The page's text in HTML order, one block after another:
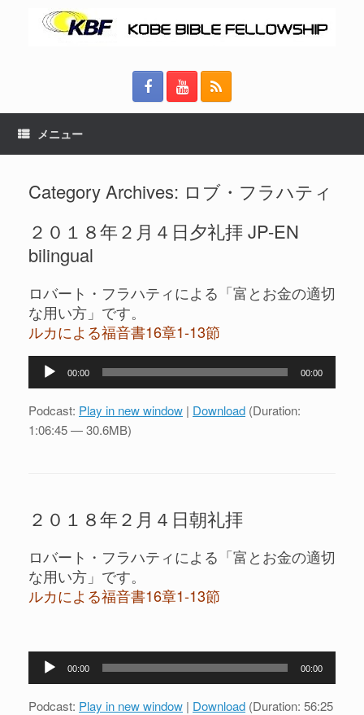
メニュー
Category Archives: ロブ・フラハティ
２０１８年２月４日夕礼拝 JP-EN
bilingual
ロバート・フラハティによる「富とお金の適切
な用い方」です。
ルカによる福音書16章1-13節
プ
レ
00:00 00:00
Podcast: Play in new window | Download (Duration:
1:06:45 — 30.6MB)
２０１８年２月４日朝礼拝
ロバート・フラハティによる「富とお金の適切
な用い方」です。
ルカによる福音書16章1-13節
プ
00:00 00:00
Podcast: Play in new window | Download (Duration: 56:25